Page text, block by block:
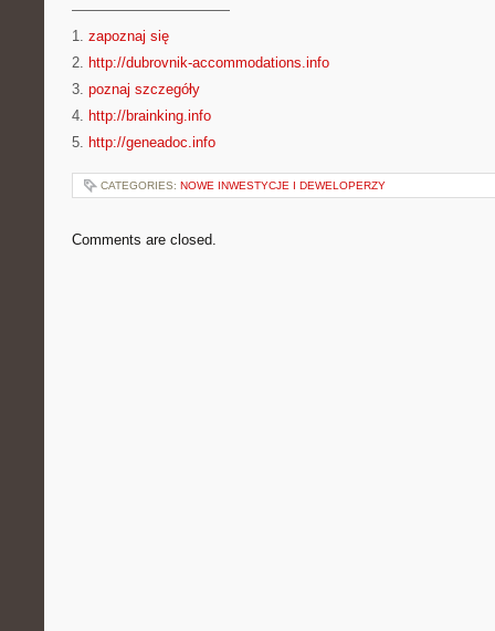
———————————
1. zapoznaj się
2. http://dubrovnik-accommodations.info
3. poznaj szczegóły
4. http://brainking.info
5. http://geneadoc.info
CATEGORIES: NOWE INWESTYCJE I DEWELOPERZY
Comments are closed.